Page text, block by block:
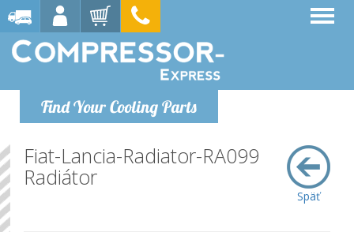
Find Your Cooling Parts
Späť
Fiat-Lancia-Radiator-RA099
Radiátor